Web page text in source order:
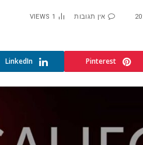
אין תגובות 1
VIEWS
Pinterest
LinkedIn